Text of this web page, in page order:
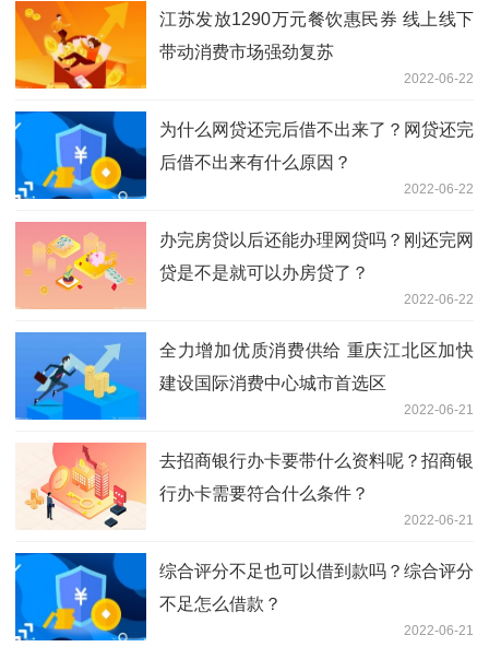
江苏发放1290万元餐饮惠民券 线上线下
带动消费市场强劲复苏
2022-06-22
为什么网贷还完后借不出来了？网贷还完
后借不出来有什么原因？
2022-06-22
办完房贷以后还能办理网贷吗？刚还完网
贷是不是就可以办房贷了？
2022-06-22
全力增加优质消费供给 重庆江北区加快
建设国际消费中心城市首选区
2022-06-21
去招商银行办卡要带什么资料呢？招商银
行办卡需要符合什么条件？
2022-06-21
综合评分不足也可以借到款吗？综合评分
不足怎么借款？
2022-06-21